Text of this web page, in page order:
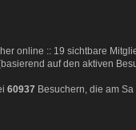
online :: 19 sichtbare
auf den aktiven
60937 Besuchern, die am